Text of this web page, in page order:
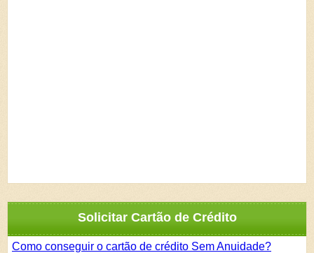
Solicitar Cartão de Crédito
Como conseguir o cartão de crédito Sem Anuidade?